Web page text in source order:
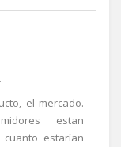
el mercado.
estan
estarían